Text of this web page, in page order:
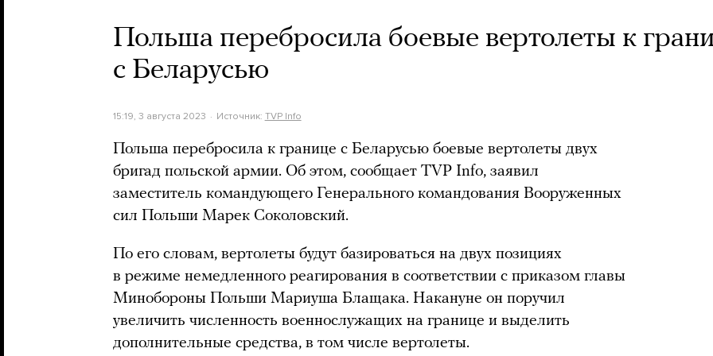
Польша перебросила боевые вертолеты к
с Беларусью
15:19, 3 августа 2023 Источник: TVP Info
Польша перебросила к границе с Беларусью боевые вертолеты двух
бригад польской армии. Об этом, сообщает TVP Info, заявил
заместитель командующего Генерального командования Вооруженных
сил Польши Марек Соколовский.
По его словам, вертолеты будут базироваться на двух позициях
в режиме немедленного реагирования в соответствии с приказом главы
Минобороны Польши Мариуша Блащака. Накануне он поручил
увеличить численность военнослужащих на границе и выделить
дополнительные средства, в том числе вертолеты.